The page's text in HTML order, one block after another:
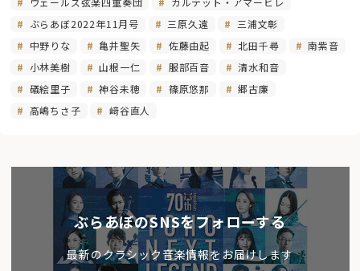
ぶらあぼ2022年11月号
三原久遠
三浦文彰
中野りな
亀井聖矢 佐藤由起 北田千尋
南紫音
小林美樹
山根一仁 服部百音
清水和音
礒絵里子
神谷未穂 篠原悠那
郷古廉
高嶋ちさ子
﨑谷直人
ぶらあぼのSNSをフォローする
最新のクラシック音楽情報をお届けします